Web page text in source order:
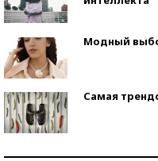
Модный
Самая